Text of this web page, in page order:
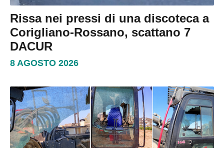
Rissa nei pressi di una discoteca a
Corigliano-Rossano, scattano 7
DACUR
8 AGOSTO 2026